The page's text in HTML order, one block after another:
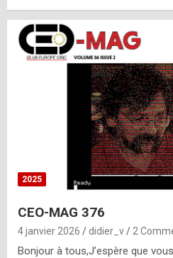
2025
CEO-MAG 376
4 janvier 2026 didier_v 2
Bonjour à tous,J’espère que